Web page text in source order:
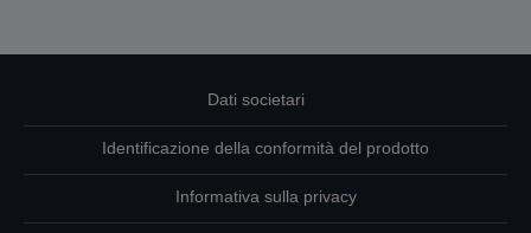
Dati societari
Identificazione della conformità del prodotto
Informativa sulla privacy